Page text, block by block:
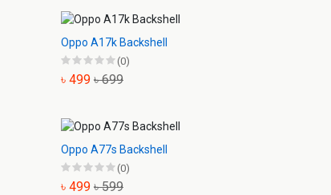
Oppo A17k Backshell
(0)
৳ 499 ৳ 699
Oppo A77s Backshell
(0)
৳ 499 ৳ 599